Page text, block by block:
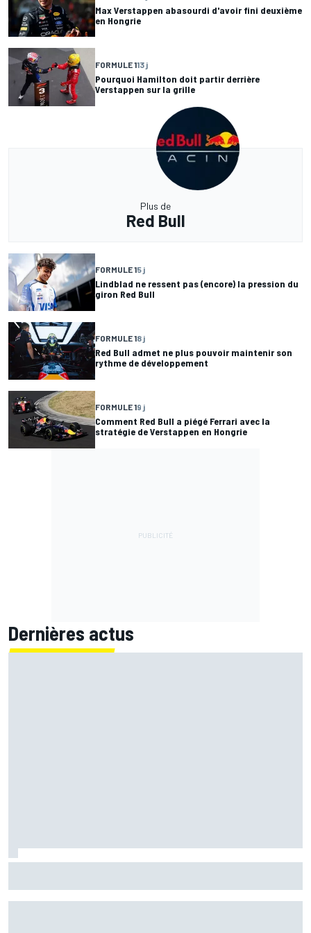
Max Verstappen abasourdi d'avoir fini deuxième
en Hongrie
FORMULE 113 j
Pourquoi Hamilton doit partir derrière
Verstappen sur la grille
Plus de
Red Bull
FORMULE 15 j
Lindblad ne ressent pas (encore) la pression du
giron Red Bull
FORMULE 18 j
Red Bull admet ne plus pouvoir maintenir son
rythme de développement
FORMULE 19 j
Comment Red Bull a piégé Ferrari avec la
stratégie de Verstappen en Hongrie
Dernières actus